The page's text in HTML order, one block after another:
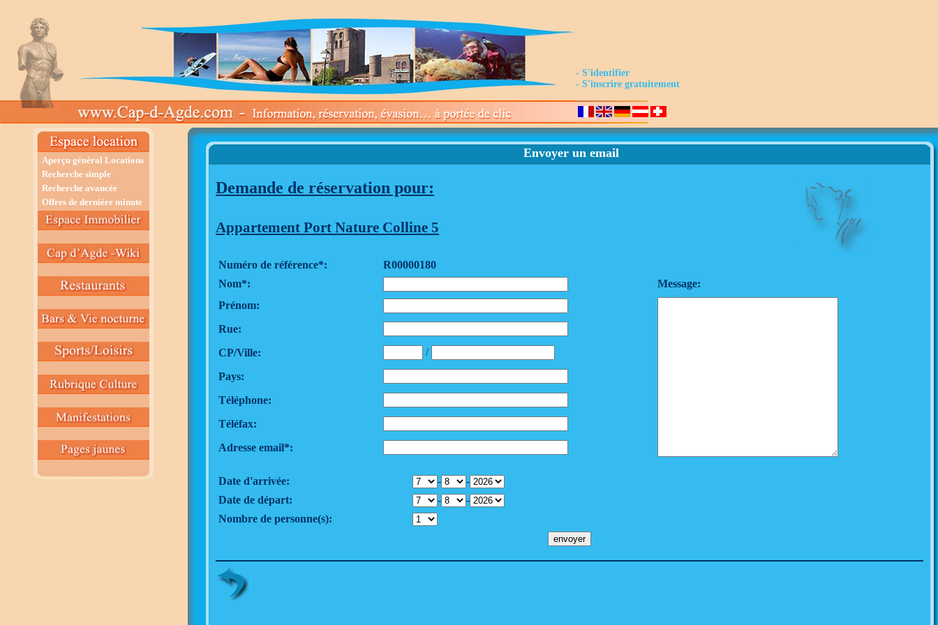
- S'identifier
- S'inscrire gratuitement
Aperçu général Locations
Recherche simple
Recherche avancée
Offres de dernière minute
Envoyer un email
Demande de réservation pour:
Appartement Port Nature Colline 5
Numéro de référence*:
R00000180
Nom*:
Message:
Prénom:
Rue:
CP/Ville:
/
Pays:
Téléphone:
Téléfax:
Adresse email*:
Date d'arrivée: -
-
Date de départ:
-
-
Nombre de personne(s):